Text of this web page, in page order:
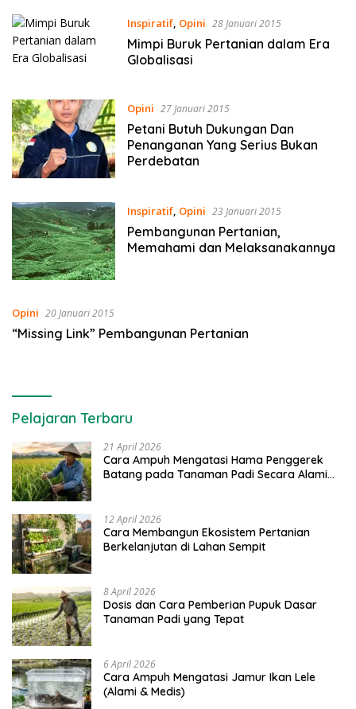
Inspiratif, Opini 28 Januari 2015
Mimpi Buruk Pertanian dalam Era
Globalisasi
Opini 27 Januari 2015
Petani Butuh Dukungan Dan
Penanganan Yang Serius Bukan
Perdebatan
Inspiratif, Opini 23 Januari 2015
Pembangunan Pertanian,
Memahami dan Melaksanakannya
Opini 20 Januari 2015
“Missing Link” Pembangunan Pertanian
Pelajaran Terbaru
21 April 2026
Cara Ampuh Mengatasi Hama Penggerek
Batang pada Tanaman Padi Secara Alami
12 April 2026
Cara Membangun Ekosistem Pertanian
Berkelanjutan di Lahan Sempit
8 April 2026
Dosis dan Cara Pemberian Pupuk Dasar
Tanaman Padi yang Tepat
6 April 2026
Cara Ampuh Mengatasi Jamur Ikan Lele
(Alami & Medis)